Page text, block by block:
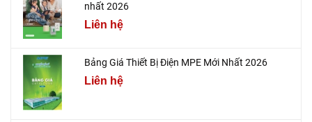
nhất 2026
Liên hệ
Bảng Giá Thiết Bị Điện MPE Mới Nhất 2026
Liên hệ